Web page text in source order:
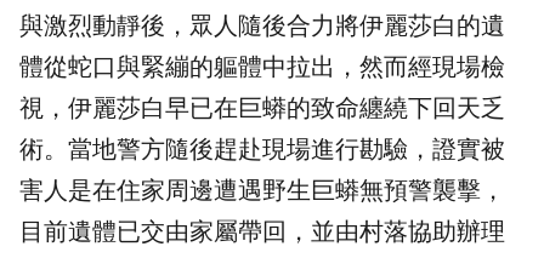
與激烈動靜後，眾人隨後合力將伊麗莎白的遺
體從蛇口與緊繃的軀體中拉出，然而經現場檢
視，伊麗莎白早已在巨蟒的致命纏繞下回天乏
術。當地警方隨後趕赴現場進行勘驗，證實被
害人是在住家周邊遭遇野生巨蟒無預警襲擊，
目前遺體已交由家屬帶回，並由村落協助辦理